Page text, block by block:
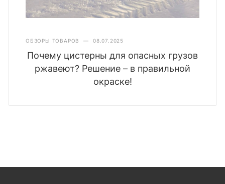
ОБЗОРЫ ТОВАРОВ — 08.07.2025
Почему цистерны для опасных грузов
ржавеют? Решение – в правильной
окраске!